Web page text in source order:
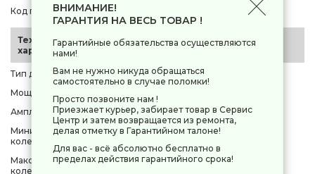
Код производителя
Технические
характеристики
Тип двигателя
щеточный
Мощность
Амплитуда колебаний
2 мм
Минимальное частота
колебания платформы
7000 кол/мин
Максимальная частота
колебания платформы
12000 кол/мин
ВНИМАНИЕ!
ГАРАНТИЯ НА ВЕСЬ ТОВАР !
Гарантийные обязательства осуществляются
нами!
Вам не нужно никуда обращаться
самостоятельно в случае поломки!
Просто позвоните нам !
Приезжает курьер, забирает товар в Сервис
Центр и затем возвращается из ремонта,
делая отметку в Гарантийном талоне!
Для вас - всё абсолютно бесплатно в
пределах действия гарантийного срока!